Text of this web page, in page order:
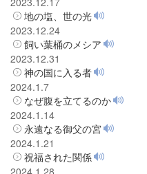
地の塩、世の光
2023.12.24
飼い葉桶のメシア
2023.12.31
神の国に入る者
2024.1.7
なぜ腹を立てるのか
2024.1.14
永遠なる御父の宮
2024.1.21
祝福された関係
2024.1.28